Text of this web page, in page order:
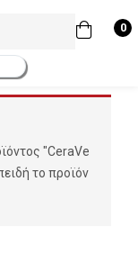
0
Εγγραφή
το password σας;
"CeraVe
το προϊόν